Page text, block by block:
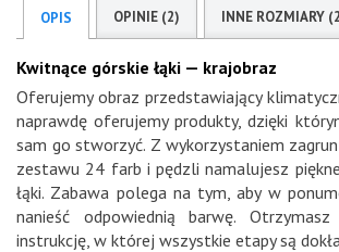
OPIS OPINIE (2) INNE ROZMIARY
Kwitnące górskie łąki — krajobraz
Oferujemy obraz przedstawiający
naprawdę oferujemy produkty, dzięki
sam go stworzyć. Z wykorzystaniem
zestawu 24 farb i pędzli namalujesz
łąki. Zabawa polega na tym, aby w
nanieść odpowiednią barwę.
instrukcję, w której wszystkie etapy są